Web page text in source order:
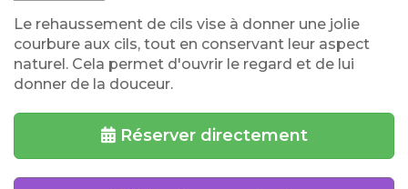
Le rehaussement de cils vise à donner une jolie
courbure aux cils, tout en conservant leur aspect
naturel. Cela permet d'ouvrir le regard et de lui
donner de la douceur.
Réserver directement